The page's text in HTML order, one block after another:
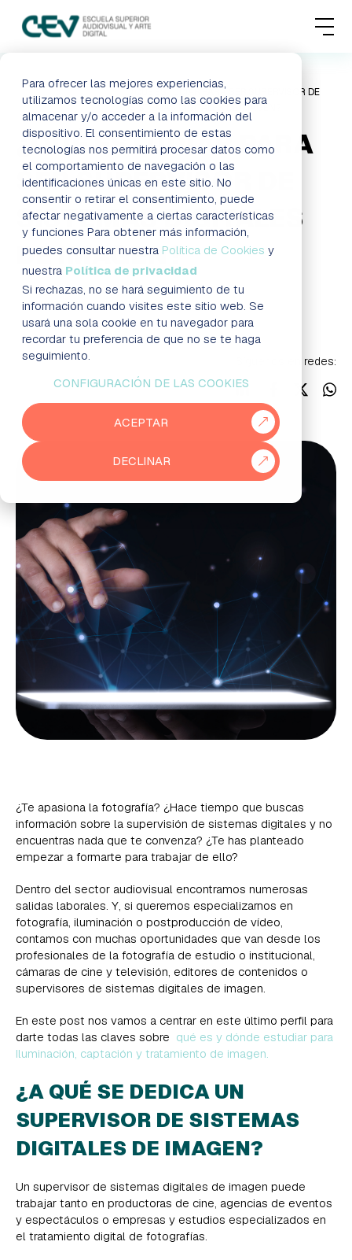
Para ofrecer las mejores experiencias,
utilizamos tecnologías como las cookies para
almacenar y/o acceder a la información del
dispositivo. El consentimiento de estas
tecnologías nos permitirá procesar datos como
el comportamiento de navegación o las
identificaciones únicas en este sitio. No
consentir o retirar el consentimiento, puede
afectar negativamente a ciertas características
y funciones Para obtener más información,
puedes consultar nuestra Política de Cookies y
nuestra Política de privacidad
Si rechazas, no se hará seguimiento de tu
información cuando visites este sitio web. Se
usará una sola cookie en tu navegador para
recordar tu preferencia de que no se te haga
seguimiento.
CONFIGURACIÓN DE LAS COOKIES
ACEPTAR
DECLINAR
MENU
FORMACIONES
ADMISIONES
ACTUALIDAD
ESCUELA
CONTACTO
RESERVAR PLAZA VISITAR ESCUELA
BLOG
EMPRESAS
PARTNERS
931 76 23 43
¿QUÉ ESTUDIAR PARA
SER SUPERVISOR DE
SISTEMAS DIGITALES
DE IMAGEN?
¿QUÉ ESTUDIAR PARA SER SUPERVISOR DE
SISTEMAS DIGITALES DE IMAGEN?
Síguenos en redes:
¿Te apasiona la fotografía? ¿Hace tiempo que buscas
información sobre la supervisión de sistemas digitales y no
encuentras nada que te convenza? ¿Te has planteado
empezar a formarte para trabajar de ello?
Dentro del sector audiovisual encontramos numerosas
salidas laborales. Y, si queremos especializarnos en
fotografía, iluminación o postproducción de vídeo,
contamos con muchas oportunidades que van desde los
profesionales de la fotografía de estudio o institucional,
cámaras de cine y televisión, editores de contenidos o
supervisores de sistemas digitales de imagen.
En este post nos vamos a centrar en este último perfil para
darte todas las claves sobre qué es y dónde estudiar para
Iluminación, captación y tratamiento de imagen.
¿A QUÉ SE DEDICA UN
SUPERVISOR DE SISTEMAS
DIGITALES DE IMAGEN?
Un supervisor de sistemas digitales de imagen puede
trabajar tanto en productoras de cine, agencias de eventos
y espectáculos o empresas y estudios especializados en
el tratamiento digital de fotografías.